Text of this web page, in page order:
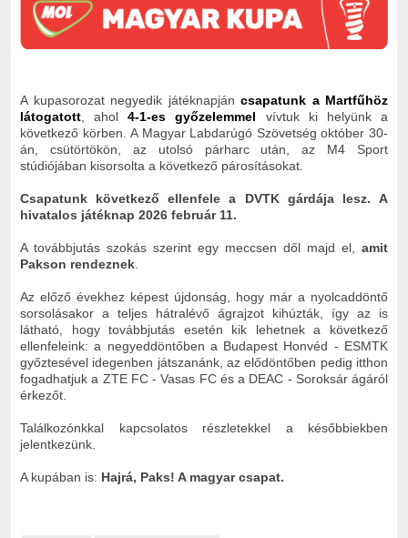
A kupasorozat negyedik játéknapján csapatunk a Martfűhöz
látogatott , ahol4-1-es győzelemmel vívtuk ki helyünk a
következő körben. A Magyar Labdarúgó Szövetség október 30-
án, csütörtökön, az utolsó párharc után, az M4 Sport
stúdiójában kisorsolta a következő párosításokat.
Csapatunk következő ellenfele a DVTK gárdája lesz.
A
hivatalos játéknap 2026 február 11.
A továbbjutás szokás szerint egy meccsen dől majd el, amit
Pakson rendeznek
Az előző évekhez képest újdonság, hogy már a nyolcaddöntő
sorsolásakor a teljes hátralévő ágrajzot kihúzták, így az is
látható, hogy továbbjutás esetén kik lehetnek a következő
ellenfeleink: a negyeddöntőben a Budapest Honvéd - ESMTK
győztesével idegenben játszanánk, az elődöntőben pedig itthon
fogadhatjuk a ZTE FC - Vasas FC és a DEAC - Soroksár ágáról
érkezőt.
Találkozónkkal kapcsolatos részletekkel a későbbiekben
jelentkezünk.
A kupában is: Hajrá, Paks! A magyar csapat.